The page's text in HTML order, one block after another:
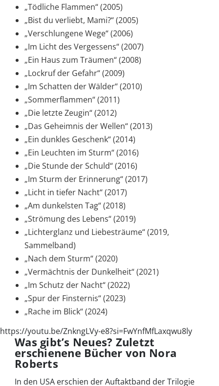
„Tödliche Flammen“ (2005)
„Bist du verliebt, Mami?“ (2005)
„Verschlungene Wege“ (2006)
„Im Licht des Vergessens“ (2007)
„Ein Haus zum Träumen“ (2008)
„Lockruf der Gefahr“ (2009)
„Im Schatten der Wälder“ (2010)
„Sommerflammen“ (2011)
„Die letzte Zeugin“ (2012)
„Das Geheimnis der Wellen“ (2013)
„Ein dunkles Geschenk“ (2014)
„Ein Leuchten im Sturm“ (2016)
„Die Stunde der Schuld“ (2016)
„Im Sturm der Erinnerung“ (2017)
„Licht in tiefer Nacht“ (2017)
„Am dunkelsten Tag“ (2018)
„Strömung des Lebens“ (2019)
„Lichterglanz und Liebesträume“ (2019,
Sammelband)
„Nach dem Sturm“ (2020)
„Vermächtnis der Dunkelheit“ (2021)
„Im Schutz der Nacht“ (2022)
„Spur der Finsternis“ (2023)
„Rache im Blick“ (2024)
https://youtu.be/ZnkngLVy-e8?si=FwYnfMfLaxqwu8ly
Was gibt’s Neues? Zuletzt
erschienene Bücher von Nora
Roberts
In den USA erschien der Auftaktband der Trilogie